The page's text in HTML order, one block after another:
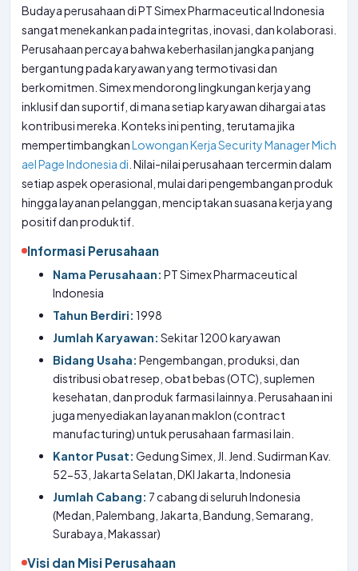
Budaya perusahaan di PT Simex Pharmaceutical Indonesia
sangat menekankan pada integritas, inovasi, dan kolaborasi.
Perusahaan percaya bahwa keberhasilan jangka panjang
bergantung pada karyawan yang termotivasi dan
berkomitmen. Simex mendorong lingkungan kerja yang
inklusif dan suportif, di mana setiap karyawan dihargai atas
kontribusi mereka. Konteks ini penting, terutama jika
mempertimbangkanLowongan Kerja Security Manager Mich
ael Page Indonesia di . Nilai-nilai perusahaan tercermin dalam
setiap aspek operasional, mulai dari pengembangan produk
hingga layanan pelanggan, menciptakan suasana kerja yang
positif dan produktif.
Informasi Perusahaan
Nama Perusahaan: PT Simex Pharmaceutical
Indonesia
Tahun Berdiri: 1998
Jumlah Karyawan: Sekitar 1200 karyawan
Bidang Usaha: Pengembangan, produksi, dan
distribusi obat resep, obat bebas (OTC), suplemen
kesehatan, dan produk farmasi lainnya. Perusahaan ini
juga menyediakan layanan maklon (contract
manufacturing) untuk perusahaan farmasi lain.
Kantor Pusat: Gedung Simex, Jl. Jend. Sudirman Kav.
52-53, Jakarta Selatan, DKI Jakarta, Indonesia
Jumlah Cabang: 7 cabang di seluruh Indonesia
(Medan, Palembang, Jakarta, Bandung, Semarang,
Surabaya, Makassar)
Visi dan Misi Perusahaan